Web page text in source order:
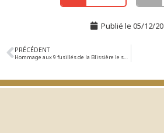
Publié le 05/12/
PRÉCÉDENT
Hommage aux 9 fusillés de la Blissière le samedi 15 décembre 2012 à 14h30